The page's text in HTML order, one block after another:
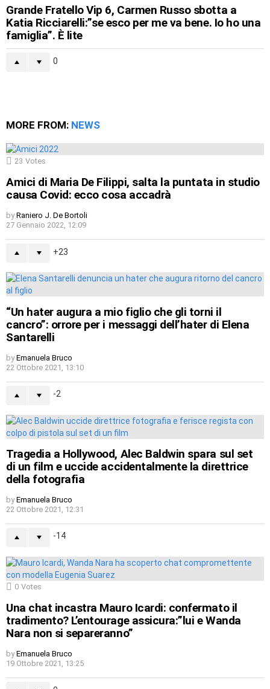
Grande Fratello Vip 6, Carmen Russo sbotta a
Katia Ricciarelli:”se esco per me va bene. Io ho una
famiglia”. È lite
0
MORE FROM: NEWS
23 Votes
Amici di Maria De Filippi, salta la puntata in studio
causa Covid: ecco cosa accadrà
by Raniero J. De Bortoli
27 Gennaio 2022, 12:09
23
“Un hater augura a mio figlio che gli torni il
cancro”: orrore per i messaggi dell’hater di Elena
Santarelli
by Emanuela Bruco
22 Ottobre 2021, 13:10
-2
Tragedia a Hollywood, Alec Baldwin spara sul set
di un film e uccide accidentalmente la direttrice
della fotografia
by Emanuela Bruco
22 Ottobre 2021, 12:31
-14
0 Votes
Una chat incastra Mauro Icardi: confermato il
tradimento? L’entourage assicura:”lui e Wanda
Nara non si separeranno”
by Emanuela Bruco
19 Ottobre 2021, 13:25